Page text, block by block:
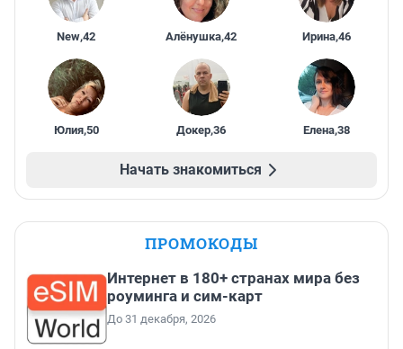
New,42 Алёнушка,42 Ирина,46
Юлия,50 Докер,36 Елена,38
Начать знакомиться
ПРОМОКОДЫ
Интернет в 180+ странах мира без
роуминга и сим-карт
До 31 декабря, 2026